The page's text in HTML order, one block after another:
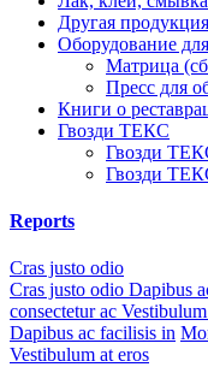
Другая продукция
Оборудование
Матрица
Пресс для
Книги о
Гвозди ТЕКС
Гвозди
Гвозди
Reports
Cras justo odio
Cras justo odio Dapibus
consectetur ac
Dapibus ac facilisis in
Vestibulum at eros